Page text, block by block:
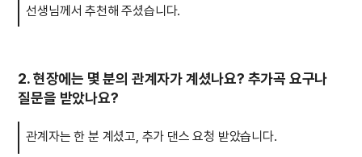
선생님께서 추천해 주셨습니다.
2. 현장에는 몇 분의 관계자가 계셨나요? 추가곡 요구나
질문을 받았나요?
관계자는 한 분 계셨고, 추가 댄스 요청 받았습니다.